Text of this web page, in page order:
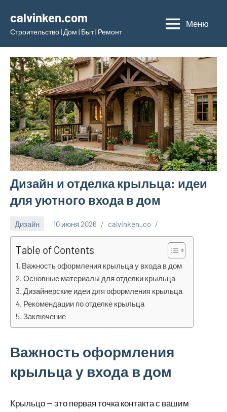
содержимому
calvinken.com
Строительство | Дом | Быт | Ремонт
Меню
Дизайн и отделка крыльца: идеи
для уютного входа в дом
Дизайн 10 июня 2026 calvinken_co
Table of Contents
Важность оформления крыльца у входа в дом
Основные материалы для отделки крыльца
Дизайнерские идеи для оформления крыльца
Рекомендации по отделке крыльца
Заключение
Важность оформления
крыльца у входа в дом
Крыльцо — это первая точка контакта с вашим